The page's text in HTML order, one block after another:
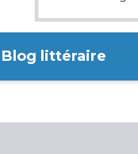
Blog littéraire